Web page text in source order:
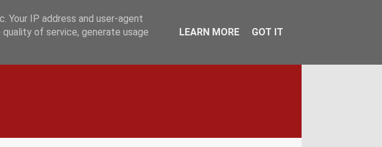
Your IP address and user-agent
of service, generate usage
LEARN MORE GOT IT